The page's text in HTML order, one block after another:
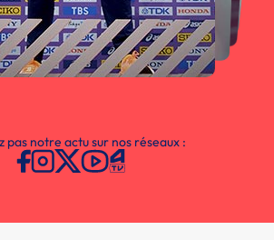
pas notre actu sur nos réseaux :